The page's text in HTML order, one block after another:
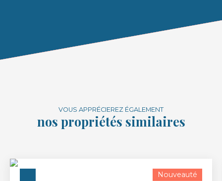
VOUS APPRÉCIEREZ ÉGALEMENT
nos propriétés similaires
Nouveauté